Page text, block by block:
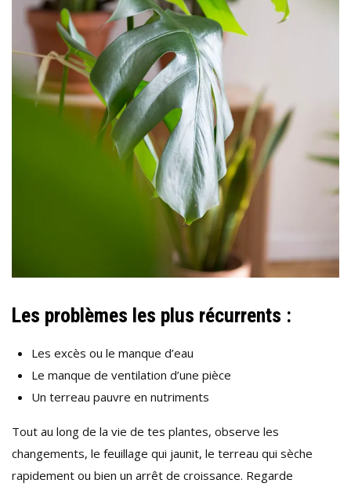
Les problèmes les plus récurrents :
Les excès ou le manque d’eau
Le manque de ventilation d’une pièce
Un terreau pauvre en nutriments
Tout au long de la vie de tes plantes, observe les
changements, le feuillage qui jaunit, le terreau qui sèche
rapidement ou bien un arrêt de croissance. Regarde